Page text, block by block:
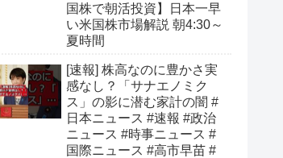
国株で朝活投資】日本一早
い米国株市場解説 朝4:30～
夏時間
[速報] 株高なのに豊かさ実
感なし？「サナエノミク
ス」の影に潜む家計の闇 #
日本ニュース #速報 #政治
ニュース #時事ニュース #
国際ニュース #高市早苗 #